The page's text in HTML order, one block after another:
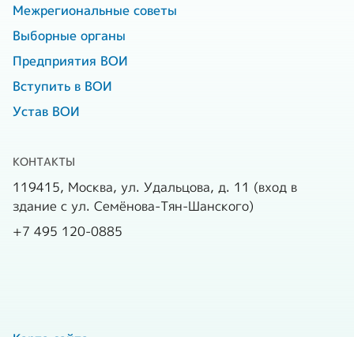
Межрегиональные советы
Выборные органы
Предприятия ВОИ
Вступить в ВОИ
Устав ВОИ
КОНТАКТЫ
119415, Москва, ул. Удальцова, д. 11 (вход в
здание с ул. Семёнова-Тян-Шанского)
+7 495 120-0885